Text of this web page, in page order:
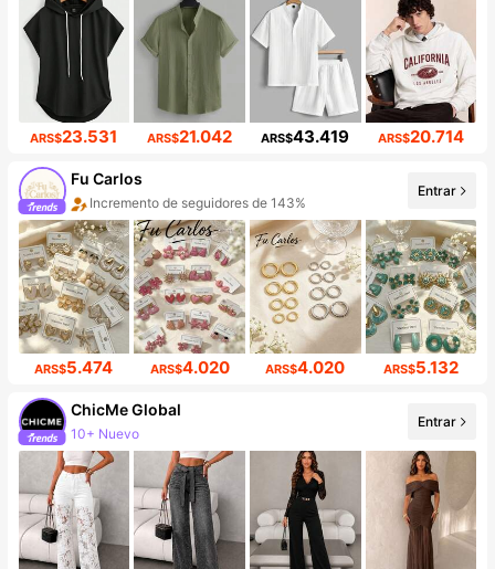
ARS$23.531 ARS$21.042 ARS$43.419 ARS$20.714
Fu Carlos
Incremento de seguidores de 143%
Entrar
ARS$5.474 ARS$4.020 ARS$4.020 ARS$5.132
ChicMe Global
10+ Nuevo
Incremento de seguidores de 652%
Entrar